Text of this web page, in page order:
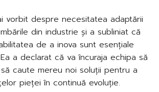
vorbit despre necesitatea adaptării
din industrie și a subliniat că
de a inova sunt esențiale
a declarat că va încuraja echipa să
caute mereu noi soluții pentru a
pieței în continuă evoluție.